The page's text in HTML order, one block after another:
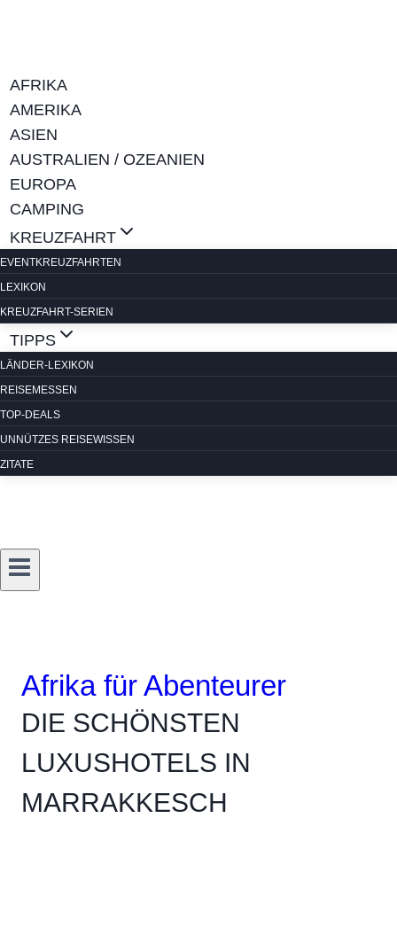
AFRIKA
AMERIKA
ASIEN
AUSTRALIEN / OZEANIEN
EUROPA
CAMPING
KREUZFAHRT
EVENTKREUZFAHRTEN
LEXIKON
KREUZFAHRT-SERIEN
TIPPS
LÄNDER-LEXIKON
REISEMESSEN
TOP-DEALS
UNNÜTZES REISEWISSEN
ZITATE
Afrika für Abenteurer
DIE SCHÖNSTEN
LUXUSHOTELS IN
MARRAKKESCH